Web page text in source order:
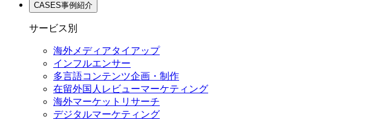
CASES事例紹介
サービス別
海外メディアタイアップ
インフルエンサー
多言語コンテンツ企画・制作
在留外国⼈レビューマーケティング
海外マーケットリサーチ
デジタルマーケティング